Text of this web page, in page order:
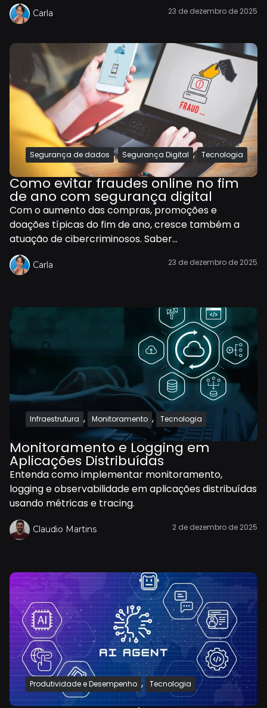
Carla 23 de dezembro de 2025
Segurança de dados , Segurança Digital , Tecnologia
Como evitar fraudes online no fim
de ano com segurança digital
Com o aumento das compras, promoções e
doações típicas do fim de ano, cresce também a
atuação de cibercriminosos. Saber...
Carla 23 de dezembro de 2025
Infraestrutura , Monitoramento , Tecnologia
Monitoramento e Logging em
Aplicações Distribuídas
Entenda como implementar monitoramento,
logging e observabilidade em aplicações distribuídas
usando métricas e tracing.
Claudio Martins 2 de dezembro de 2025
Produtividade e Desempenho , Tecnologia